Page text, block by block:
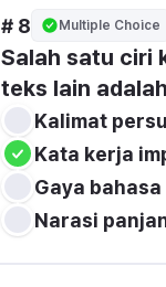
# 8 Multiple Choice
Salah satu ciri
teks lain
Kalimat
Kata kerja
Gaya
Narasi